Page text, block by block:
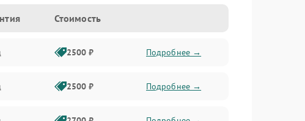
Стоимость
2500 ₽ Подробнее →
2500 ₽ Подробнее →